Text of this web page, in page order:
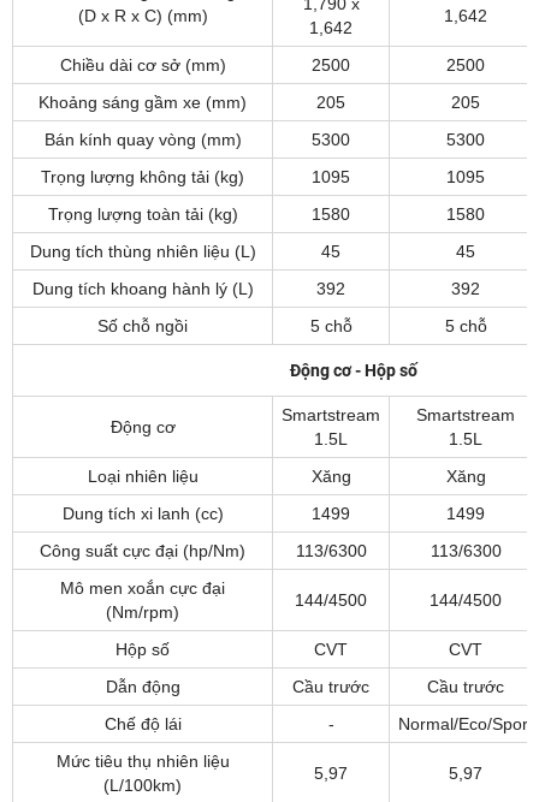
(D x R x C) (mm)
1,642
1,642
Chiều dài cơ sở (mm) 2500
2500
Khoảng sáng gầm xe (mm)
205
205
Bán kính quay vòng (mm)
5300
5300
Trọng lượng không tải (kg)
1095
1095
Trọng lượng toàn tải (kg)
1580
1580
Dung tích thùng nhiên liệu (L)
45
45
Dung tích khoang hành lý (L)
392
392
Số chỗ ngồi
5 chỗ 5 chỗ
Động cơ - Hộp số
Động cơ
Smartstream
1.5L
Smartstream
1.5L
Loại nhiên liệu
Xăng
Xăng
Dung tích xi lanh (cc)
1499
1499
Công suất cực đại (hp/Nm)
113/6300
113/6300
Mô men xoắn cực đại
(Nm/rpm)
144/4500 144/4500
Hộp số CVT
CVT
Dẫn động
Cầu trước
Cầu trước
Chế độ lái
-
Normal/Eco/Sport
Mức tiêu thụ nhiên liệu
(L/100km)
5,97 5,97